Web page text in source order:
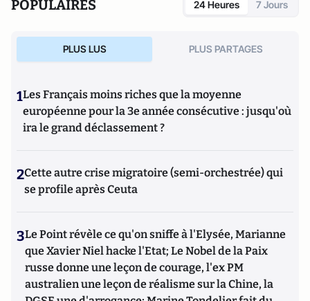
POPULAIRES 24 Heures 7 Jours
PLUS LUS PLUS PARTAGES
1Les Français moins riches que la moyenne
européenne pour la 3e année consécutive : jusqu'où
ira le grand déclassement ?
2Cette autre crise migratoire (semi-orchestrée) qui
se profile après Ceuta
3Le Point révèle ce qu'on sniffe à l'Elysée, Marianne
que Xavier Niel hacke l'Etat; Le Nobel de la Paix
russe donne une leçon de courage, l'ex PM
australien une leçon de réalisme sur la Chine, la